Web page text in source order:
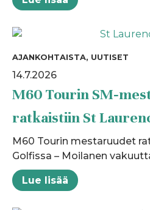
AJANKOHTAISTA, UUTISET
14.7.2026
M60 Tourin
ratkaistiin St
M60 Tourin mestaruudet
Golfissa – Moilanen
Lue lisää